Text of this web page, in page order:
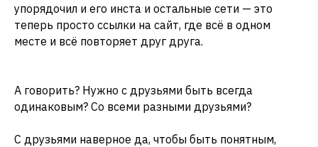
упорядочил и его инста и остальные сети — это
теперь просто ссылки на сайт, где всё в одном
месте и всё повторяет друг друга.
А говорить? Нужно с друзьями быть всегда
одинаковым? Со всеми разными друзьями?
С друзьями наверное да, чтобы быть понятным,